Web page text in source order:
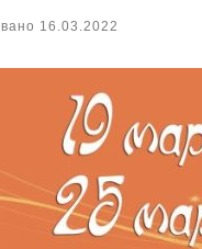
16.03.2022